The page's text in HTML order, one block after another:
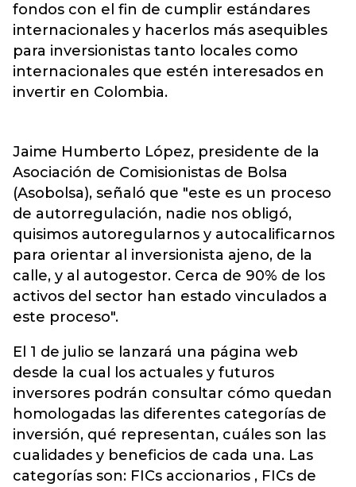
fondos con el fin de cumplir estándares
internacionales y hacerlos más asequibles
para inversionistas tanto locales como
internacionales que estén interesados en
invertir en Colombia.
Jaime Humberto López, presidente de la
Asociación de Comisionistas de Bolsa
(Asobolsa), señaló que "este es un proceso
de autorregulación, nadie nos obligó,
quisimos autoregularnos y autocalificarnos
para orientar al inversionista ajeno, de la
calle, y al autogestor. Cerca de 90% de los
activos del sector han estado vinculados a
este proceso".
El 1 de julio se lanzará una página web
desde la cual los actuales y futuros
inversores podrán consultar cómo quedan
homologadas las diferentes categorías de
inversión, qué representan, cuáles son las
cualidades y beneficios de cada una. Las
categorías son: FICs accionarios , FICs de